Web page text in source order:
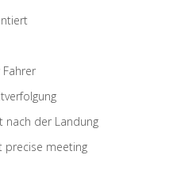
nach der Landung
precise meeting